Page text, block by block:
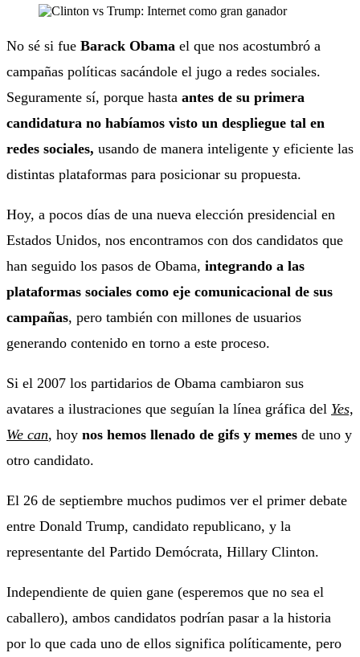
No sé si fue Barack Obama el que nos acostumbró a
campañas políticas sacándole el jugo a redes sociales.
Seguramente sí, porque hasta antes de su primera
candidatura no habíamos visto un despliegue tal en
redes sociales, usando de manera inteligente y eficiente las
distintas plataformas para posicionar su propuesta.
Hoy, a pocos días de una nueva elección presidencial en
Estados Unidos, nos encontramos con dos candidatos que
han seguido los pasos de Obama, integrando a las
plataformas sociales como eje comunicacional de sus
campañas, pero también con millones de usuarios
generando contenido en torno a este proceso.
Si el 2007 los partidarios de Obama cambiaron sus
avatares a ilustraciones que seguían la línea gráfica del Yes,
We can, hoy nos hemos llenado de gifs y memes de uno y
otro candidato.
El 26 de septiembre muchos pudimos ver el primer debate
entre Donald Trump, candidato republicano, y la
representante del Partido Demócrata, Hillary Clinton.
Independiente de quien gane (esperemos que no sea el
caballero), ambos candidatos podrían pasar a la historia
por lo que cada uno de ellos significa políticamente, pero